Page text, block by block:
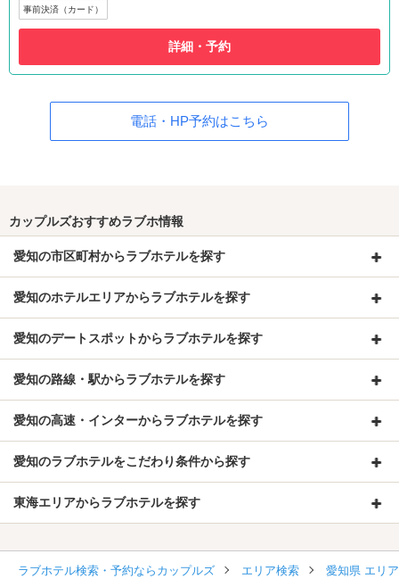
事前決済（カード）
詳細・予約
電話・HP予約はこちら
カップルズおすすめラブホ情報
愛知の市区町村からラブホテルを探す
愛知のホテルエリアからラブホテルを探す
愛知のデートスポットからラブホテルを探す
愛知の路線・駅からラブホテルを探す
愛知の高速・インターからラブホテルを探す
愛知のラブホテルをこだわり条件から探す
東海エリアからラブホテルを探す
ラブホテル検索・予約ならカップルズ エリア検索 愛知県 エリ